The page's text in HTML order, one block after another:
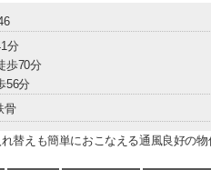
分
歩70分
56分
骨
替えも簡単におこなえる通風良好の物